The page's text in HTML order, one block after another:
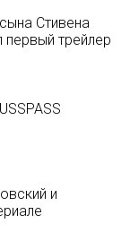
Стивена
первый трейлер
и